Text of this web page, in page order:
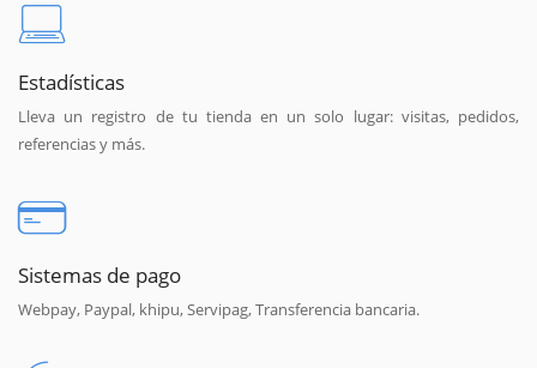
Estadísticas
Lleva un registro de tu tienda en un solo lugar: visitas, pedidos,
referencias y más.
Sistemas de pago
Webpay, Paypal, khipu, Servipag, Transferencia bancaria.